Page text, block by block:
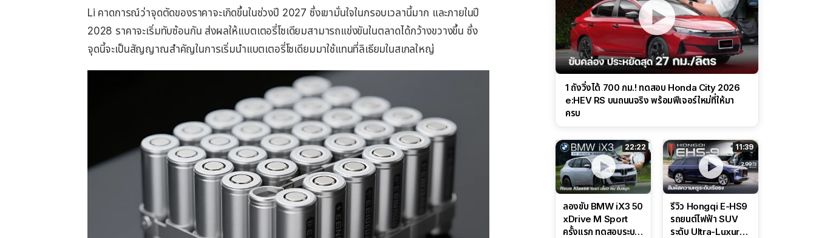
Li คาดการณ์ว่าจุดตัดของราคาจะเกิดขึ้นในช่วงปี 2027 ซึ่งเขามั่นใจในกรอบเวลานี้มาก และภายในปี
2028 ราคาจะเริ่มทับซ้อนกัน ส่งผลให้แบตเตอรี่โซเดียมสามารถแข่งขันในตลาดได้กว้างขวางขึ้น ซึ่ง
จุดนี้จะเป็นสัญญาณสำคัญในการเริ่มนำแบตเตอรี่โซเดียมมาใช้แทนที่ลิเธียมในสเกลใหญ่
1 ถังวิ่งได้ 700 กม.! ทดสอบ Honda City 2026
e:HEV RS บนถนนจริง พร้อมฟีเจอร์ใหม่ที่ให้มา
ครบ
22:22
ลองขับ BMW iX3 50
xDrive M Sport
ครั้งแรก ทดสอบระบบ
11:39
รีวิว Hongqi E-HS9
รถยนต์ไฟฟ้า SUV
ระดับ Ultra-Luxury